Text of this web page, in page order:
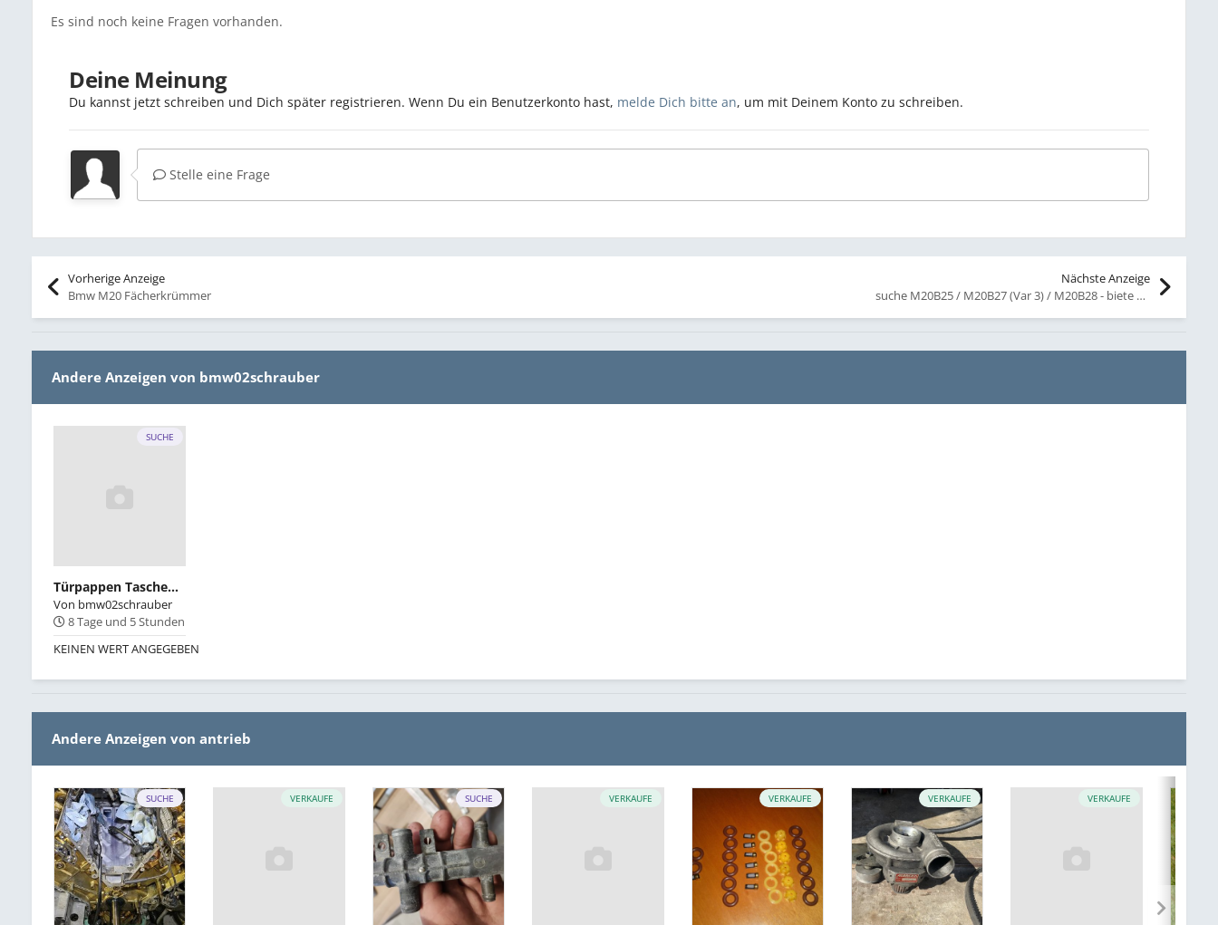
Es sind noch keine Fragen vorhanden.
Deine Meinung
Du kannst jetzt schreiben und Dich später registrieren. Wenn Du ein Benutzerkonto hast, melde Dich bitte an, um mit Deinem Konto zu schreiben.
Stelle eine Frage
Vorherige Anzeige
Bmw M20 Fächerkrümmer
Nächste Anzeige
suche M20B25 / M20B27 (Var 3) / M20B28 - biete 2x M20B23
Andere Anzeigen von bmw02schrauber
SUCHE
Türpappen Taschen schwarz
Von bmw02schrauber
8 Tage und 5 Stunden
KEINEN WERT ANGEGEBEN
Andere Anzeigen von antrieb
SUCHE VERKAUFE SUCHE VERKAUFE VERKAUFE VERKAUFE VERKAUFE